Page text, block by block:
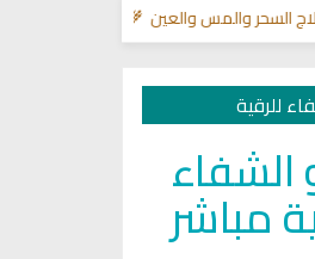
قناة وشفاء لما في الصدوروالعين 🌾
للرقية
الشفاء
مباشر